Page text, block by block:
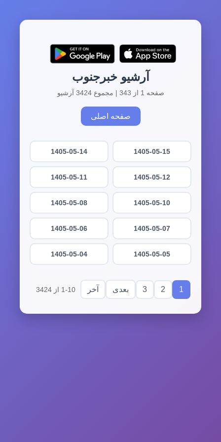
آرشیو خبرجنوب
صفحه 1 از 343 | مجموع 3424 آرشیو
صفحه اصلی
1405-05-15
1405-05-14
1405-05-12
1405-05-11
1405-05-10
1405-05-08
1405-05-07
1405-05-06
1405-05-05
1405-05-04
1
2
3 بعدی آخر 1-10 از 3424